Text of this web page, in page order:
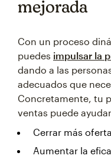
mejorada
Con un proceso
puedes impulsar la
dando a las
adecuados que
Concretamente, tu
ventas puede
Cerrar más
Aumentar la